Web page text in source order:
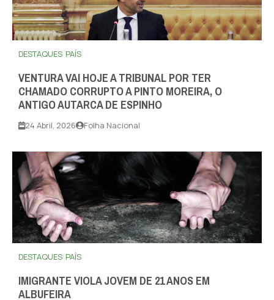
DESTAQUES PAÍS
VENTURA VAI HOJE A TRIBUNAL POR TER
CHAMADO CORRUPTO A PINTO MOREIRA, O
ANTIGO AUTARCA DE ESPINHO
24 Abril, 2026 Folha Nacional
DESTAQUES PAÍS
IMIGRANTE VIOLA JOVEM DE 21 ANOS EM
ALBUFEIRA